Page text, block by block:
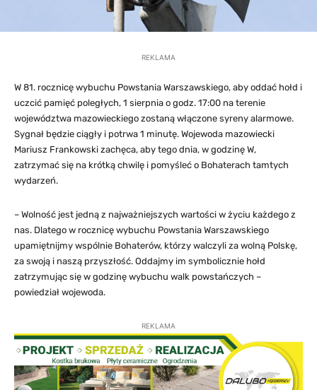
REKLAMA
W 81. rocznicę wybuchu Powstania Warszawskiego, aby oddać hołd i
uczcić pamięć poległych, 1 sierpnia o godz. 17:00 na terenie
województwa mazowieckiego zostaną włączone syreny alarmowe.
Sygnał będzie ciągły i potrwa 1 minutę. Wojewoda mazowiecki
Mariusz Frankowski zachęca, aby tego dnia, w godzinę W,
zatrzymać się na krótką chwilę i pomyśleć o Bohaterach tamtych
wydarzeń.
– Wolność jest jedną z najważniejszych wartości w życiu każdego z
nas. Dlatego w rocznicę wybuchu Powstania Warszawskiego
upamiętnijmy wspólnie Bohaterów, którzy walczyli za wolną Polskę,
za swoją i naszą przyszłość. Oddajmy im symbolicznie hołd
zatrzymując się w godzinę wybuchu walk powstańczych –
powiedział wojewoda.
REKLAMA